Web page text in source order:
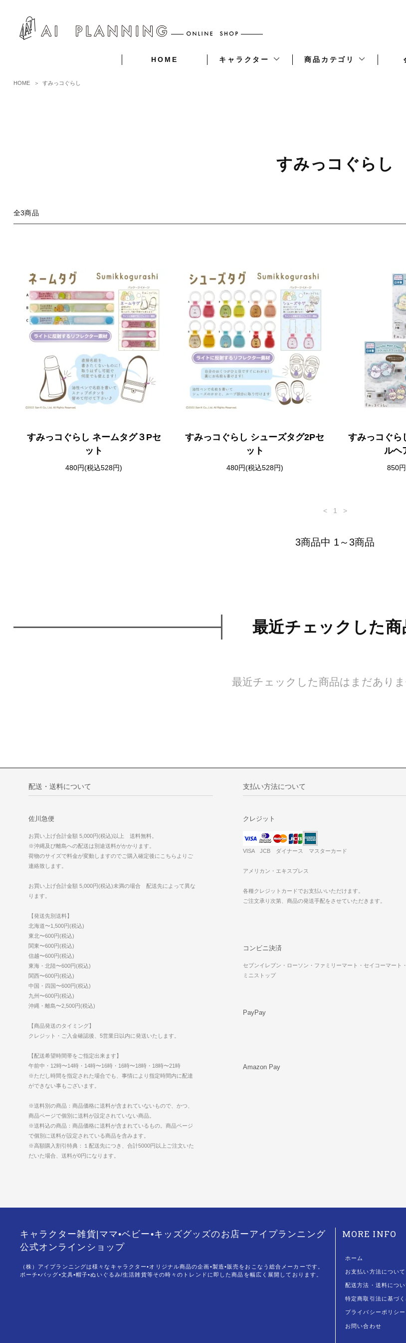
HOME キャラクター 商品カテゴリ
HOME ＞ すみっコぐらし
すみっコぐらし
全3商品
すみっコぐらし ネームタグ３Pセ
ット
480円(税込528円)
すみっコぐらし シューズタグ2Pセ
ット
480円(税込528円)
すみっコぐ
ルヘ
850
< 1 >
3商品中 1～3商品
最近チェックした商
最近チェックした商品はまだありま
配送・送料について
佐川急便
お買い上げ合計金額 5,000円(税込)以上 送料無料。
※沖縄及び離島への配送は別途送料がかかります。
荷物のサイズで料金が変動しますのでご購入確定後にこちらよりご
連絡致します。
お買い上げ合計金額 5,000円(税込)未満の場合 配送先によって異な
ります。
【発送先別送料】
北海道〜1,500円(税込)
東北〜600円(税込)
関東〜600円(税込)
信越〜600円(税込)
東海・北陸〜600円(税込)
関西〜600円(税込)
中国・四国〜600円(税込)
九州〜600円(税込)
沖縄・離島〜2,500円(税込)
【商品発送のタイミング】
クレジット・ご入金確認後、5営業日以内に発送いたします。
【配送希望時間帯をご指定出来ます】
午前中・12時〜14時・14時〜16時・16時〜18時・18時〜21時
※ただし時間を指定された場合でも、事情により指定時間内に配達
ができない事もございます。
※送料別の商品：商品価格に送料が含まれていないもので、かつ、
商品ページで個別に送料が設定されていない商品。
※送料込の商品：商品価格に送料が含まれているもの。商品ページ
で個別に送料が設定されている商品を含みます。
※高額購入割引特典：１配送先につき、合計5000円以上ご注文いた
だいた場合、送料が0円になります。
支払い方法について
クレジット
VISA JCB ダイナース マスターカード
アメリカン・エキスプレス
各種クレジットカードでお支払いいただけます。
ご注文承り次第、商品の発送手配をさせていただきます。
コンビニ決済
セブンイレブン・ローソン・ファミリーマート・セイコーマート・
ミニストップ
PayPay
Amazon Pay
キャラクター雑貨|ママ•ベビー•キッズグッズのお店ーアイプランニング
公式オンラインショップ
（株）アイプランニングは様々なキャラクター•オリジナル商品の企画•製造•販売をおこなう総合メーカーです。
ポーチ•バッグ•文具•帽子•ぬいぐるみ/生活雑貨等その時々のトレンドに即した商品を幅広く展開しております。
MORE INFO
ホーム
お支払い方法について
配送方法・送料につい
特定商取引法に基づ
プライバシーポリシー
お問い合わせ